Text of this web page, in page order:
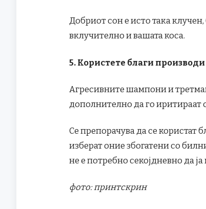
Добриот сон е исто така
вклучително и вашата коса.
5. Користете благи производи
Агресивните шампони и
дополнително да го иритираат
Се препорачува да се користат
изберат оние збогатени со
не е потребно секојдневно да
фото: принтскрин